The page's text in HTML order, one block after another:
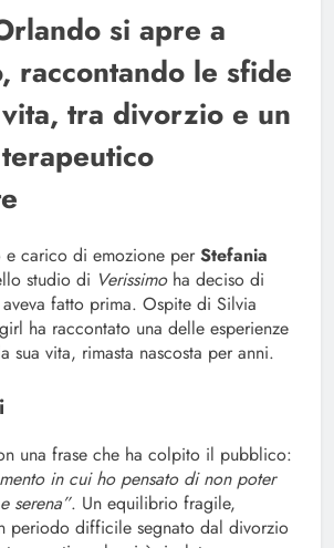
si apre a
raccontando le sfide
tra divorzio e un
e carico di emozione per Stefania
studio di Verissimoha deciso di
fatto prima. Ospite di Silvia
ha raccontato una delle esperienze
sua vita, rimasta nascosta per anni.
una frase che ha colpito il pubblico:
in cui ho pensato di non poter
serena”. Un equilibrio fragile,
periodo difficile segnato dal divorzio